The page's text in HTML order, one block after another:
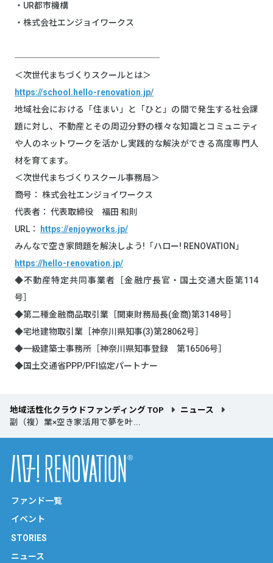
・UR都市機構
・株式会社エンジョイワークス
─────────────────
＜次世代まちづくりスクールとは＞
https://school.hello-renovation.jp/
地域社会における「住まい」と「ひと」の間で発生する社会課
題に対し、不動産とその周辺分野の様々な知識とコミュニティ
や人のネットワークを活かし実践的な解決ができる高度専門人
材を育てます。
＜次世代まちづくりスクール事務局＞
商号： 株式会社エンジョイワークス
代表者： 代表取締役 福田 和則
URL：
https://enjoyworks.jp/
みんなで空き家問題を解決しよう!「ハロー! RENOVATION」
https://hello-renovation.jp/
◆不動産特定共同事業者［金融庁長官・国土交通大臣第114
号］
◆第二種金融商品取引業［関東財務局長(金商)第3148号］
◆宅地建物取引業［神奈川県知事(3)第28062号］
◆一級建築士事務所［神奈川県知事登録 第16506号］
◆国土交通省PPP/PFI協定パートナー
地域活性化クラウドファンディング TOP
ニュース
副（複）業×空き家活用で夢を叶...
ファンド一覧
イベント
STORIES
ニュース